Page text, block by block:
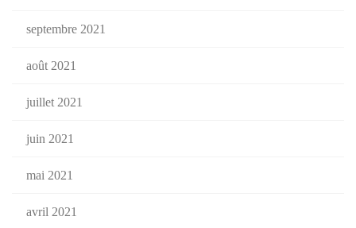
septembre 2021
août 2021
juillet 2021
juin 2021
mai 2021
avril 2021